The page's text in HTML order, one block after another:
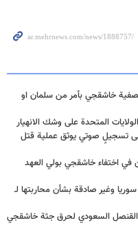
خاشقجي بأمر من سلمان او
المتحدة على وشك الانهيار
تسجيلٍ صوتي يوثق عملية قتل
ارتباط 5 مشبوهين في اختفاء خاشقجي بولي العهد
وغير صادقة بشأن محاربتها لـ
السعودي لحرق جثة خاشقجي